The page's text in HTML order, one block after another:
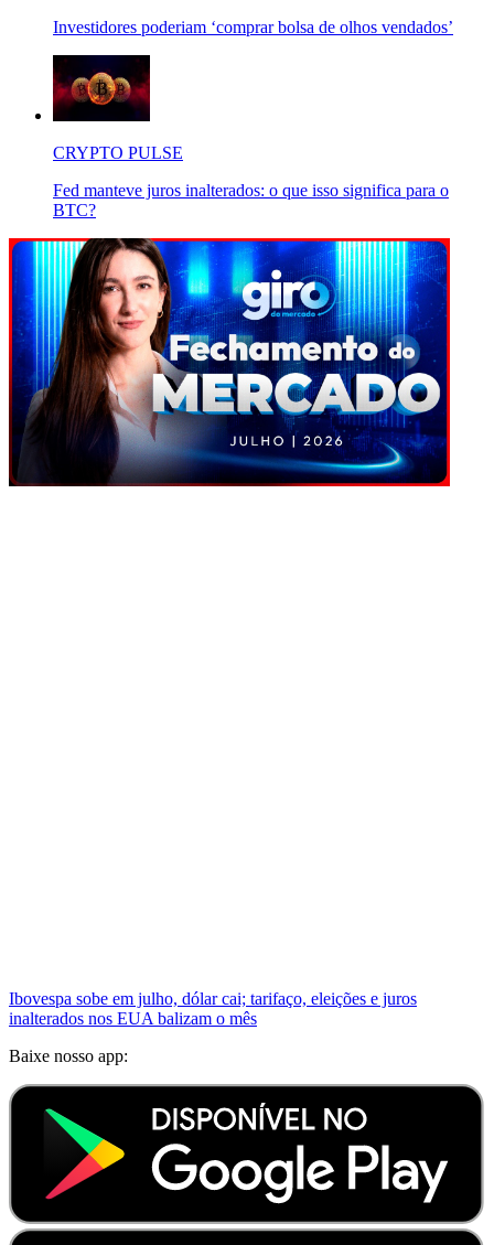
Investidores poderiam ‘comprar bolsa de olhos vendados’
CRYPTO PULSE
Fed manteve juros inalterados: o que isso significa para o
BTC?
Ibovespa sobe em julho, dólar cai; tarifaço, eleições e juros
inalterados nos EUA balizam o mês
Baixe nosso app: